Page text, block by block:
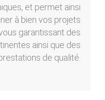
et permet ainsi
à bien vos projets
garantissant des
ainsi que des
de qualité.